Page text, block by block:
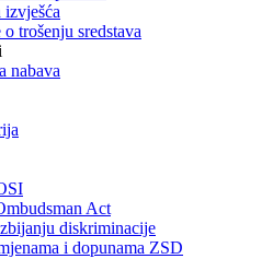
izvješća
trošenju sredstava
nabava
Act
diskriminacije
i dopunama ZSD